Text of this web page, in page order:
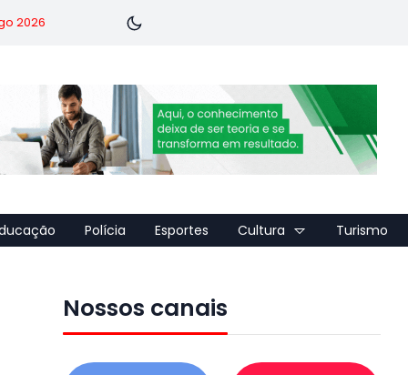
2026
Polícia Esportes Cultura Turismo
Nossos canais